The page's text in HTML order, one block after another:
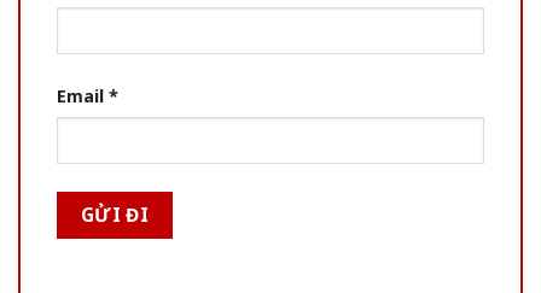
Email *